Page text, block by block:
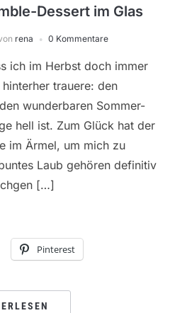
Dessert im Glas
rena 0 Kommentare
ich im Herbst doch immer
trauere: den
wunderbaren Sommer-
hell ist. Zum Glück hat der
im Ärmel, um mich zu
Laub gehören definitiv
[…]
Pinterest